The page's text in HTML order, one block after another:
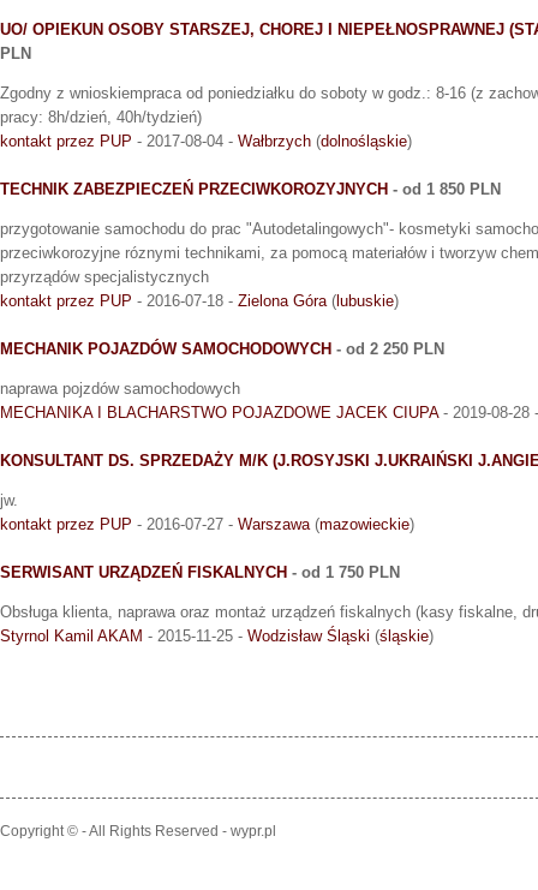
UO/ OPIEKUN OSOBY STARSZEJ, CHOREJ I NIEPEŁNOSPRAWNEJ
PLN
Zgodny z wnioskiempraca od poniedziałku do soboty w godz.: 8-16 (z
pracy: 8h/dzień, 40h/tydzień)
kontakt przez PUP - 2017-08-04 - Wałbrzych (dolnośląskie)
TECHNIK ZABEZPIECZEŃ PRZECIWKOROZYJNYCH - od 1 850 PLN
przygotowanie samochodu do prac "Autodetalingowych"- kosmetyki
przeciwkorozyjne róznymi technikami, za pomocą materiałów i tworzyw
przyrządów specjalistycznych
kontakt przez PUP - 2016-07-18 - Zielona Góra( lubuskie)
MECHANIK POJAZDÓW SAMOCHODOWYCH - od 2 250 PLN
naprawa pojzdów samochodowych
MECHANIKA I BLACHARSTWO POJAZDOWE JACEK CIUPA- 2019-08-28
KONSULTANT DS. SPRZEDAŻY M/K (J.ROSYJSKI J.UKRAIŃSKI
jw.
kontakt przez PUP - 2016-07-27 - Warszawa(mazowieckie)
SERWISANT URZĄDZEŃ FISKALNYCH - od 1 750 PLN
Obsługa klienta, naprawa oraz montaż urządzeń fiskalnych (kasy fiskalne,
Styrnol Kamil AKAM - 2015-11-25 - Wodzisław Śląski (śląskie)
Copyright © - All Rights Reserved - wypr.pl